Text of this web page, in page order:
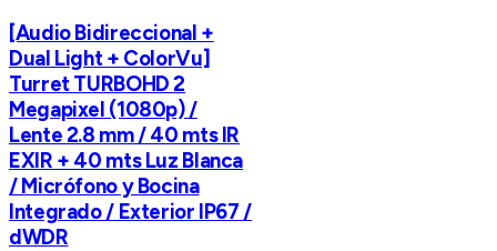
[Audio Bidireccional +
Dual Light + ColorVu]
Turret TURBOHD 2
Megapixel (1080p) /
Lente 2.8 mm / 40 mts IR
EXIR + 40 mts Luz Blanca
/ Micrófono y Bocina
Integrado / Exterior IP67 /
dWDR